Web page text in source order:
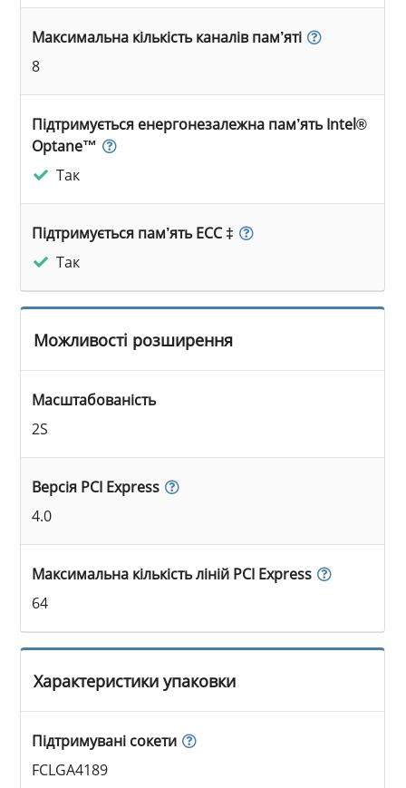
Максимальна кількість каналів пам’яті
8
Підтримується енергонезалежна пам’ять Intel®
Optane™
Так
Підтримується пам’ять ECC ‡
Так
Можливості розширення
Масштабованість
2S
Версія PCI Express
4.0
Максимальна кількість ліній PCI Express
64
Характеристики упаковки
Підтримувані сокети
FCLGA4189